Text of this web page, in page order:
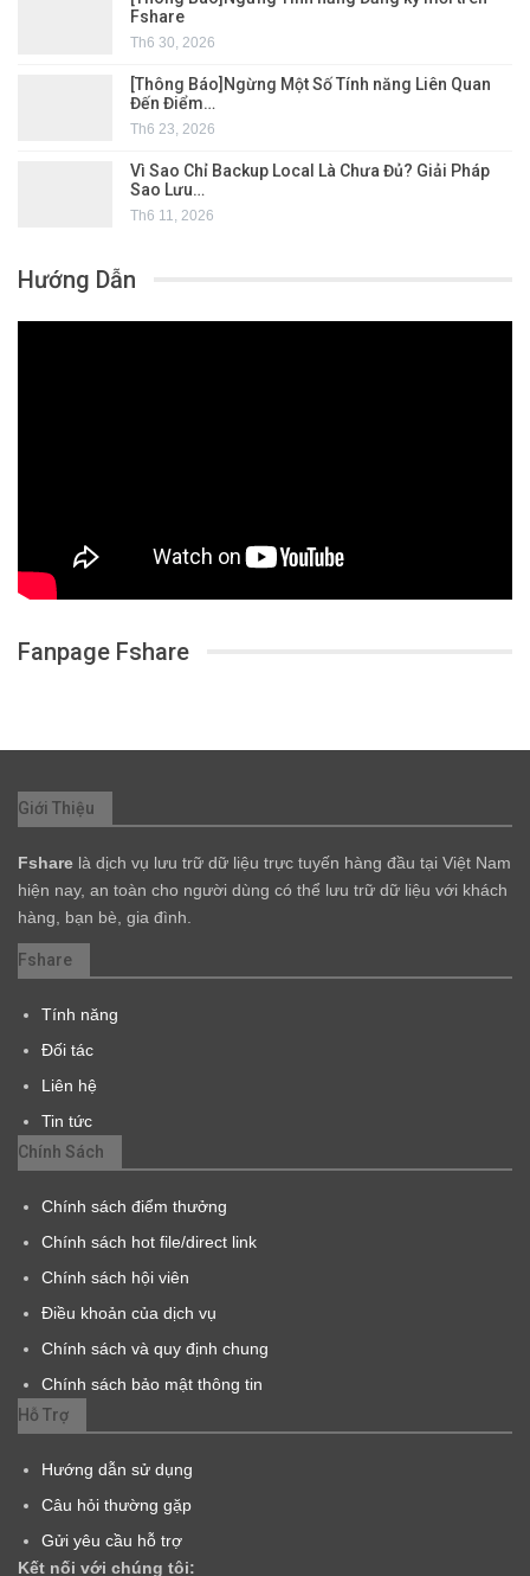
Fshare
Th6 30, 2026
[Thông Báo]Ngừng Một Số Tính năng Liên Quan
Đến Điểm…
Th6 23, 2026
Vì Sao Chỉ Backup Local Là Chưa Đủ? Giải Pháp
Sao Lưu…
Th6 11, 2026
Hướng Dẫn
Fanpage Fshare
Giới Thiệu
Fshare là dịch vụ lưu trữ dữ liệu trực tuyến hàng đầu tại Việt Nam
hiện nay, an toàn cho người dùng có thể lưu trữ dữ liệu với khách
hàng, bạn bè, gia đình.
Fshare
Tính năng
Đối tác
Liên hệ
Tin tức
Chính Sách
Chính sách điểm thưởng
Chính sách hot file/direct link
Chính sách hội viên
Điều khoản của dịch vụ
Chính sách và quy định chung
Chính sách bảo mật thông tin
Hỗ Trợ
Hướng dẫn sử dụng
Câu hỏi thường gặp
Gửi yêu cầu hỗ trợ
Kết nối với chúng tôi: